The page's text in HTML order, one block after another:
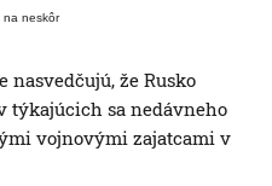
na neskôr
nasvedčujú, že Rusko
týkajúcich sa nedávneho
vojnovými zajatcami v